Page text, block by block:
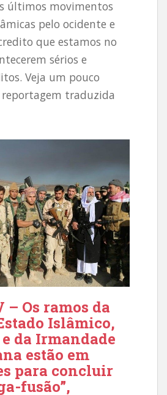
últimos movimentos
pelo ocidente e
que estamos no
sérios e
Veja um pouco
reportagem traduzida
– Os ramos da
Islâmico,
da Irmandade
estão em
para concluir
fusão”,